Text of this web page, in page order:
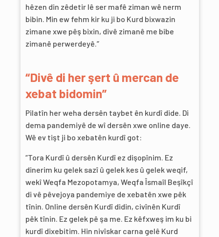
hêzen din zêdetir lê ser mafê ziman wê nerm
bibin. Min ew fehm kir ku ji bo Kurd bixwazin
zimane xwe pêş bixin, divê zimanê me bibe
zimanê perwerdeyê.”
“Divê di her şert û mercan de
xebat bidomin”
Pilatîn her weha dersên taybet ên kurdî dide. Di
dema pandemiyê de wî dersên xwe online daye.
Wê ev tişt ji bo xebatên kurdî got:
“Tora Kurdî û dersên Kurdî ez dişopînim. Ez
dinerim ku gelek sazî û gelek kes û gelek weqif,
wekî Weqfa Mezopotamya, Weqfa Îsmaîl Beşîkçî
di vê pêvejoya pandemiye de xebatên xwe pêk
tînin. Online dersên Kurdî didin, civînên Kurdî
pêk tînin. Ez gelek pê şa me. Ez kêfxweş im ku bi
kurdî dixebitim. Hin nivîskar carna gelê Kurd